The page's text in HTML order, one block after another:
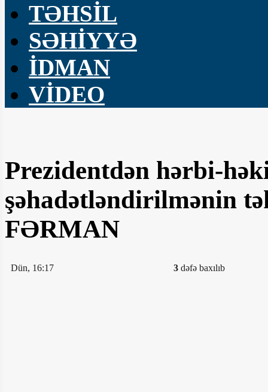
TƏHSİL
SƏHİYYƏ
İDMAN
VİDEO
Prezidentdən hərbi-
şəhadətləndirilmənin
FƏRMAN
Dün, 16:17 3 dəfə baxılıb